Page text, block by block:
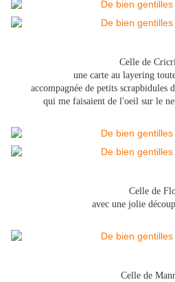
Celle de
une carte au layering
accompagnée de petits scrapbidules
qui me faisaient de l'oeil sur le
Celle de
avec une jolie
Celle de